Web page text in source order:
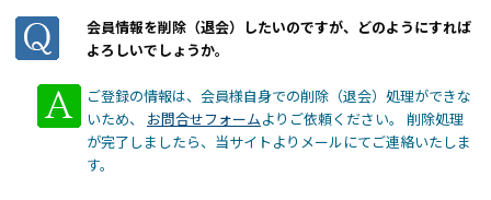
会員情報を削除（退会）したいのですが、どのようにすれば
よろしいでしょうか。
ご登録の情報は、会員様自身での削除（退会）処理ができな
いため、 お問合せフォームよりご依頼ください。 削除処理
が完了しましたら、当サイトよりメールにてご連絡いたしま
す。